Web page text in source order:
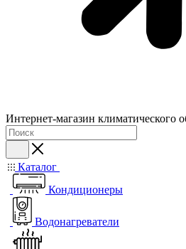
Интернет-магазин климатического
Каталог
Кондиционеры
Водонагреватели